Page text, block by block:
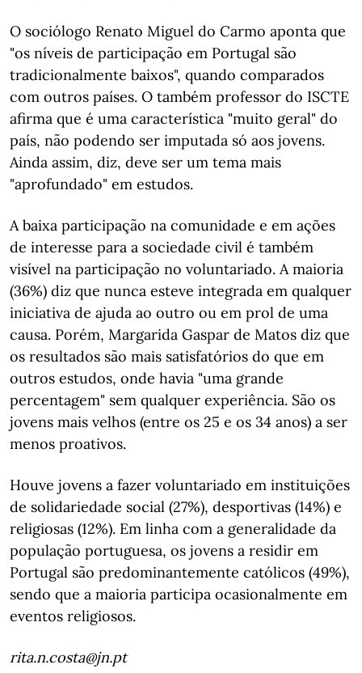
O sociólogo Renato Miguel do Carmo aponta que
"os níveis de participação em Portugal são
tradicionalmente baixos", quando comparados
com outros países. O também professor do ISCTE
afirma que é uma característica "muito geral" do
país, não podendo ser imputada só aos jovens.
Ainda assim, diz, deve ser um tema mais
"aprofundado" em estudos.
A baixa participação na comunidade e em ações
de interesse para a sociedade civil é também
visível na participação no voluntariado. A maioria
(36%) diz que nunca esteve integrada em qualquer
iniciativa de ajuda ao outro ou em prol de uma
causa. Porém, Margarida Gaspar de Matos diz que
os resultados são mais satisfatórios do que em
outros estudos, onde havia "uma grande
percentagem" sem qualquer experiência. São os
jovens mais velhos (entre os 25 e os 34 anos) a ser
menos proativos.
Houve jovens a fazer voluntariado em instituições
de solidariedade social (27%), desportivas (14%) e
religiosas (12%). Em linha com a generalidade da
população portuguesa, os jovens a residir em
Portugal são predominantemente católicos (49%),
sendo que a maioria participa ocasionalmente em
eventos religiosos.
rita.n.costa@jn.pt